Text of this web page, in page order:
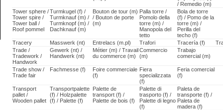
/ Remedio (m)
Tower sphere /
Tower spire /
Tower ball /
Roof pommel
Turmkugel (f) /
Turmknauf (m) /
Turmknopf (m) /
Dachknauf (m)
Bouton de tour (m)
/ Bouton de porte
(m)
Palla torre /
Pomolo della
torre (m) /
Manopola del
tetto
Bola de torre
(f) / Pomo de la
torre (m) /
Perilla del
techo (f)
Tracery
Masswerk (nt) Entrelacs (m.pl) Trafori Tracería (f)
Trade /
Tradework /
Handwork
Gewerk (nt) /
Handwerk (nt)
Métier (m) / Travail
du commerce (m)
Commercio
(m)
Trabajo
comercial (m)
Trade show /
Trade fair
Fachmesse (f)
Foire commerciale
(f)
Fiera
specializzata
(f)
Feria comercial
(f)
Transport
pallet /
Wooden pallet
Transportpalette
(f) / Holzpalette
(f) / Palette (f)
Palette de
transport (f) /
Palette de bois (f)
Palette di
trasporto (f) /
Palette di legno
(f)
Paleta de
transporte (f) /
Paleta de
madera (f)